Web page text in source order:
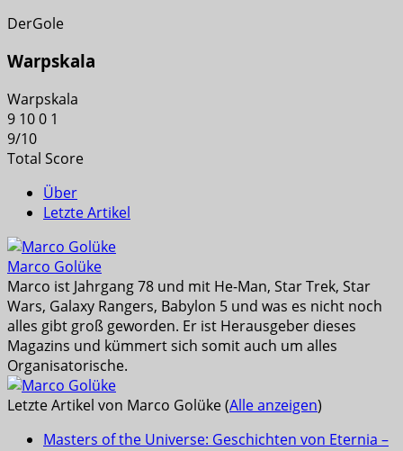
DerGole
Warpskala
Warpskala
9 100 1
9/10
Total Score
Über
Letzte Artikel
Marco Golüke
Marco ist Jahrgang 78 und mit He-Man, Star Trek, Star
Wars, Galaxy Rangers, Babylon 5 und was es nicht noch
alles gibt groß geworden. Er ist Herausgeber dieses
Magazins und kümmert sich somit auch um alles
Organisatorische.
Letzte Artikel von Marco Golüke(Alle anzeigen)
Masters of the Universe: Geschichten von Eternia –